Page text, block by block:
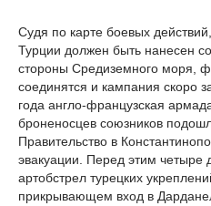
Судя по карте боевых
Турции должен быть нанесен
стороны Средиземного моря,
соединятся и кампания скоро
года англо-французская
броненосцев союзников
Правительство в
эвакуации. Перед этим
артобстрел турецких
прикрывающем вход в